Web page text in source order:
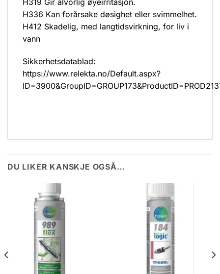
H319 Gir alvorlig øyeirritasjon.
H336 Kan forårsake døsighet eller svimmelhet.
H412 Skadelig, med langtidsvirkning, for liv i
vann
Sikkerhetsdatablad:
https://www.relekta.no/Default.aspx?
DU LIKER KANSKJE OGSÅ…